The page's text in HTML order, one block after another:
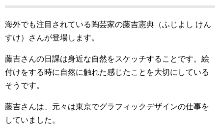
海外でも注目されている陶芸家の藤吉憲典（ふじよし けん
すけ）さんが登場します。
藤吉さんの日課は身近な自然をスケッチすることです。絵
付けをする時に自然に触れた感じたことを大切にしている
そうです。
藤吉さんは、元々は東京でグラフィックデザインの仕事を
していました。